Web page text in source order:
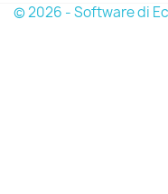
© 2026 - Software di